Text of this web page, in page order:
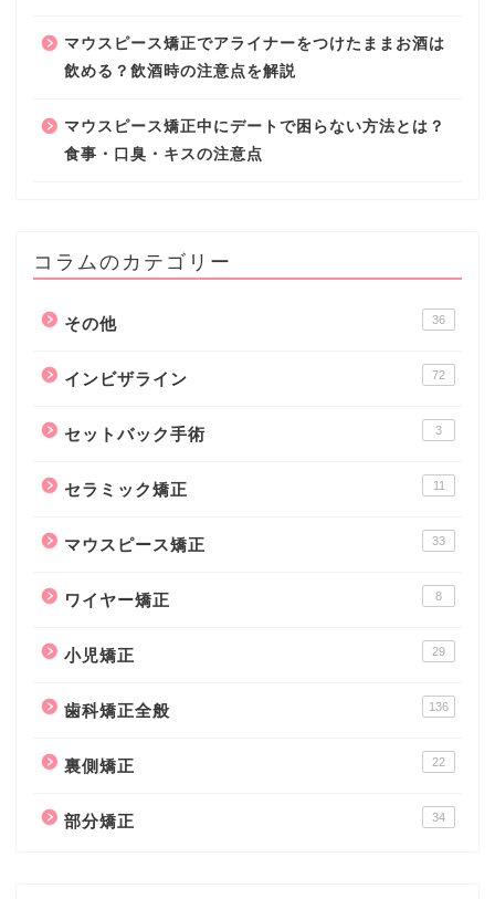
マウスピース矯正でアライナーをつけたままお酒は
飲める？飲酒時の注意点を解説
マウスピース矯正中にデートで困らない方法とは？
食事・口臭・キスの注意点
コラムのカテゴリー
その他 36
インビザライン 72
セットバック手術 3
セラミック矯正 11
マウスピース矯正 33
ワイヤー矯正 8
小児矯正 29
歯科矯正全般 136
裏側矯正 22
部分矯正 34